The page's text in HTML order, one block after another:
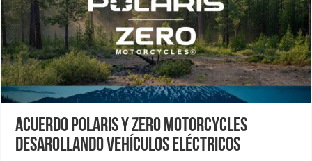
Acuerdo Polaris y Zero Motorcycles
desarollando Vehículos Eléctricos